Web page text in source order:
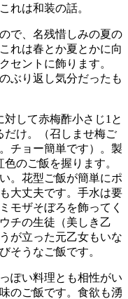
れは和装の話。
で、名残惜しみの夏の
れは春とか夏とかに向
セントに飾ります。
ぶり返し気分だったも
して赤梅酢小さじ1と
だけ。（召しませ梅ご
チョー簡単です）。製
のご飯を握ります。
。花型ご飯が簡単にポ
大丈夫です。手水は要
モザそぼろを飾ってく
チの生徒（美しき乙
が立った元乙女もいな
そうなご飯です。
ぽい料理とも相性がい
のご飯です。食欲も湧